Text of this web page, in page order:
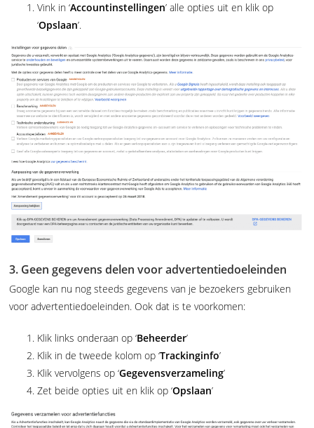
Vink in ‘Accountinstellingen’ alle opties uit en klik op
‘Opslaan’.
3. Geen gegevens delen voor advertentiedoeleinden
Google kan nu nog steeds gegevens van je bezoekers gebruiken
voor advertentiedoeleinden. Ook dat is te voorkomen:
Klik links onderaan op ‘Beheerder’
Klik in de tweede kolom op ‘Trackinginfo’
Klik vervolgens op ‘Gegevensverzameling’
Zet beide opties uit en klik op ‘Opslaan’